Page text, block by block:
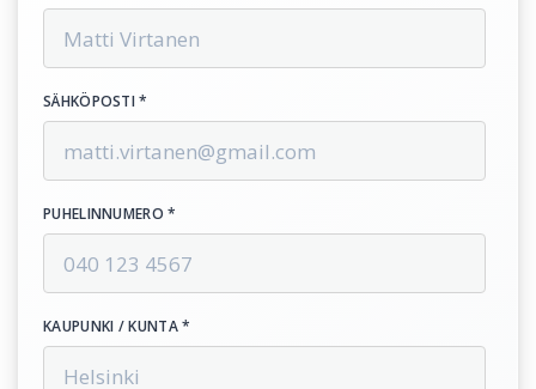
SÄHKÖPOSTI *
PUHELINNUMERO *
KAUPUNKI / KUNTA *